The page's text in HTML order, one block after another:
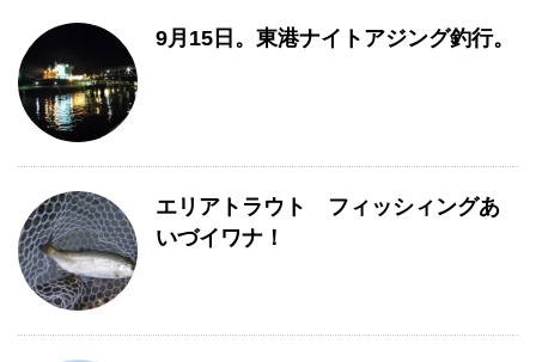
9月15日。東港ナイトアジング釣行。
エリアトラウト フィッシィングあ
いづイワナ！